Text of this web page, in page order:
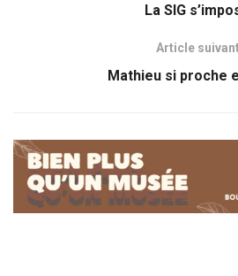
La SIG
Article suivant
Mathieu si proche